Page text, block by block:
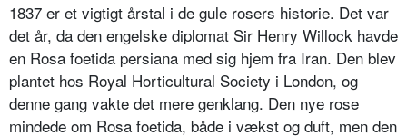
1837 er et vigtigt årstal i de gule rosers historie. Det var
det år, da den engelske diplomat Sir Henry Willock havde
en Rosa foetida persiana med sig hjem fra Iran. Den blev
plantet hos Royal Horticultural Society i London, og
denne gang vakte det mere genklang. Den nye rose
mindede om Rosa foetida, både i vækst og duft, men den